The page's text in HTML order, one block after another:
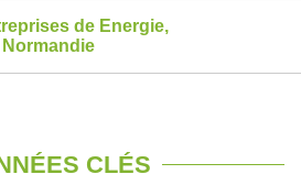
de Energie,
CLÉS